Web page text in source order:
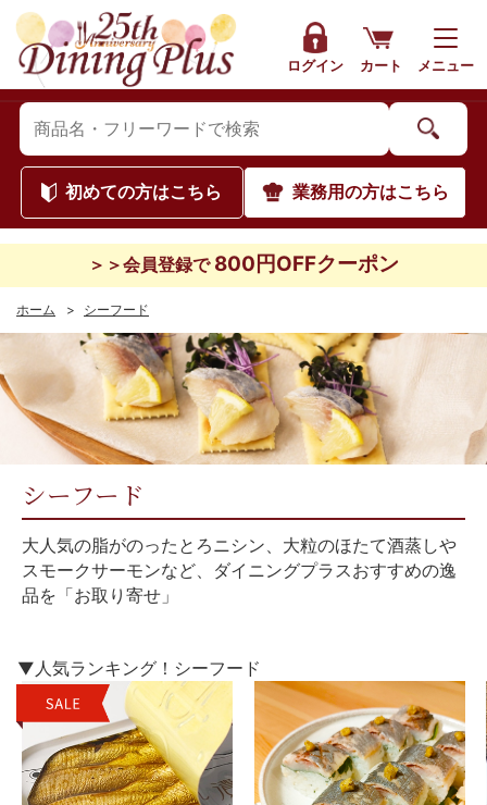
ログイン カート メニュー
初めての方はこちら 業務用の方はこちら
＞＞会員登録で 800円OFFクーポン
ホーム > シーフード
シーフード
大人気の脂がのったとろニシン、大粒のほたて酒蒸しや
スモークサーモンなど、ダイニングプラスおすすめの逸
品を「お取り寄せ」
▼人気ランキング！シーフード